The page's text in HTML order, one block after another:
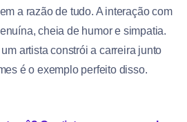
a razão de tudo. A interação com
cheia de humor e simpatia.
artista constrói a carreira junto
é o exemplo perfeito disso.